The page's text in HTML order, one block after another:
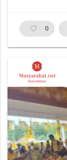
favorite_border 0